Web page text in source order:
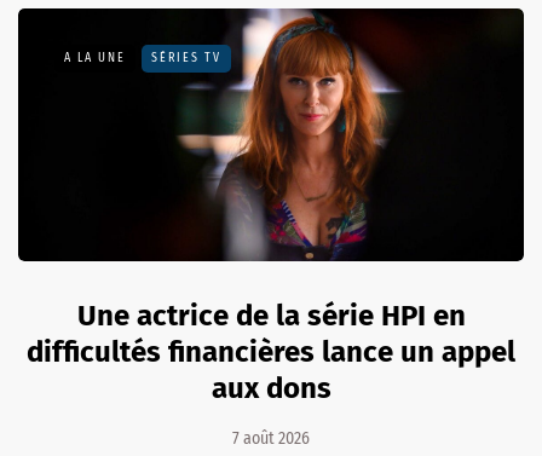
A LA UNE SÉRIES TV
Une actrice de la série HPI en
difficultés financières lance un appel
aux dons
7 août 2026